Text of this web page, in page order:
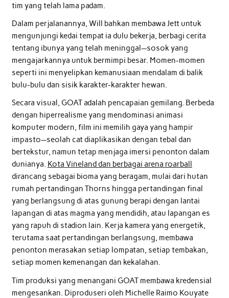
tim yang telah lama padam.
Dalam perjalanannya, Will bahkan membawa Jett untuk
mengunjungi kedai tempat ia dulu bekerja, berbagi cerita
tentang ibunya yang telah meninggal—sosok yang
mengajarkannya untuk bermimpi besar. Momen-momen
seperti ini menyelipkan kemanusiaan mendalam di balik
bulu-bulu dan sisik karakter-karakter hewan.
Secara visual, GOAT adalah pencapaian gemilang. Berbeda
dengan hiperrealisme yang mendominasi animasi
komputer modern, film ini memilih gaya yang hampir
impasto—seolah cat diaplikasikan dengan tebal dan
bertekstur, namun tetap menjaga imersi penonton dalam
dunianya. Kota Vineland dan berbagai arena roarball
dirancang sebagai bioma yang beragam, mulai dari hutan
rumah pertandingan Thorns hingga pertandingan final
yang berlangsung di atas gunung berapi dengan lantai
lapangan di atas magma yang mendidih, atau lapangan es
yang rapuh di stadion lain. Kerja kamera yang energetik,
terutama saat pertandingan berlangsung, membawa
penonton merasakan setiap lompatan, setiap tembakan,
setiap momen kemenangan dan kekalahan.
Tim produksi yang menangani GOAT membawa kredensial
mengesankan. Diproduseri oleh Michelle Raimo Kouyate